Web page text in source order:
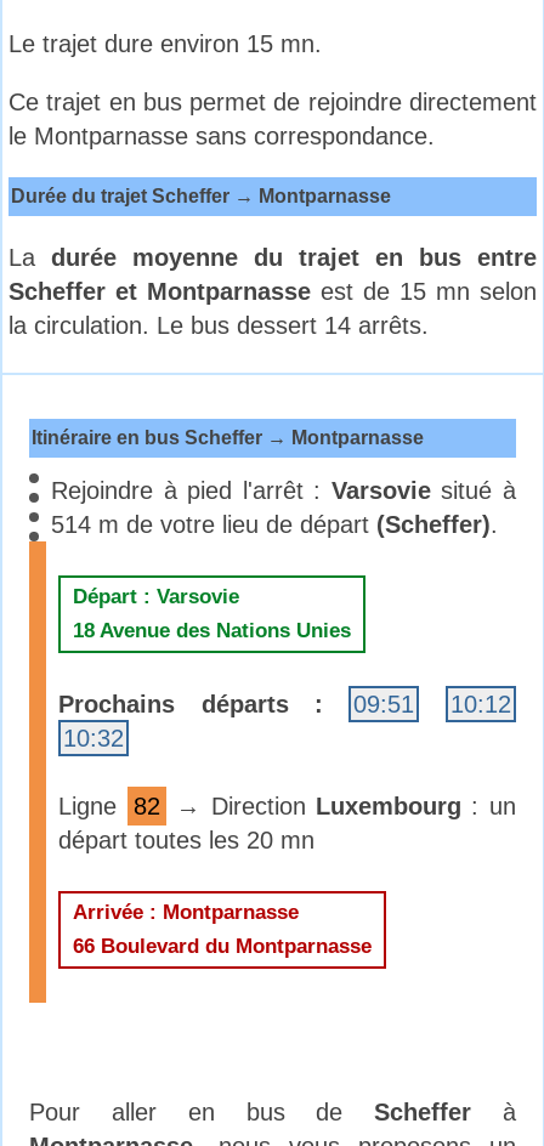
Le trajet dure environ 15 mn.
Ce trajet en bus permet de rejoindre directement
le Montparnasse sans correspondance.
Durée du trajet Scheffer → Montparnasse
La durée moyenne du trajet en bus entre
Scheffer et Montparnasse est de 15 mn selon
la circulation. Le bus dessert 14 arrêts.
Itinéraire en bus Scheffer → Montparnasse
Rejoindre à pied l'arrêt : Varsoviesitué à
514 m de votre lieu de départ (Scheffer).
Départ : Varsovie
18 Avenue des Nations Unies
Prochains départs : 09:51
10:12
10:32
Ligne 82 → Direction Luxembourg : un
départ toutes les 20 mn
Arrivée : Montparnasse
66 Boulevard du Montparnasse
Pour aller en bus de Schefferà